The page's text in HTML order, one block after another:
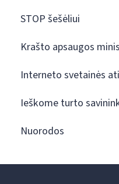
STOP šešėliui
Krašto apsaugos
Interneto svetainės
Ieškome turto
Nuorodos